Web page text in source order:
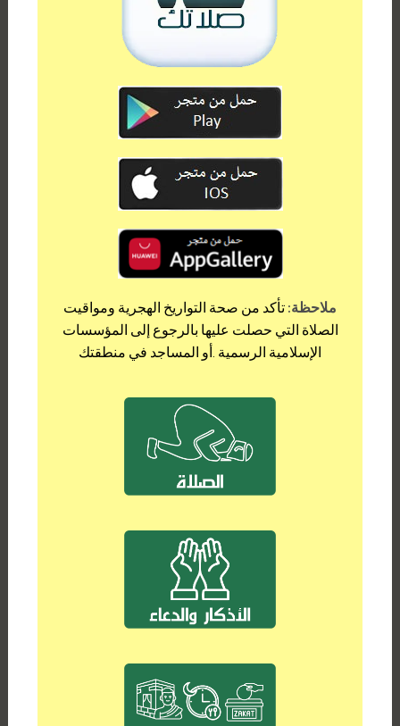
ملاحظة: تأكد من صحة التواريخ الهجرية ومواقيت
الصلاة التي حصلت عليها بالرجوع إلى المؤسسات
الإسلامية الرسمية .أو المساجد في منطقتك